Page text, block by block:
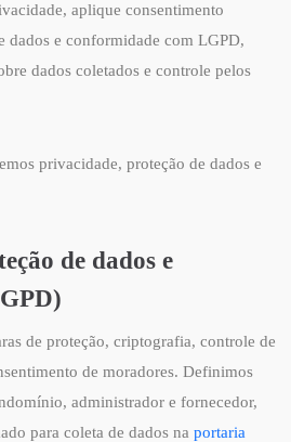
aplique consentimento
dados e conformidade com LGPD,
dados coletados e controle pelos
privacidade, proteção de dados e
de dados e
de proteção, criptografia, controle de
de moradores. Definimos
administrador e fornecedor,
para coleta de dados na portaria